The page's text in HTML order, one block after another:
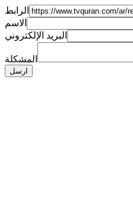
الرابط
الاسم
البريد الإلكتروني
المشكلة
ارسل